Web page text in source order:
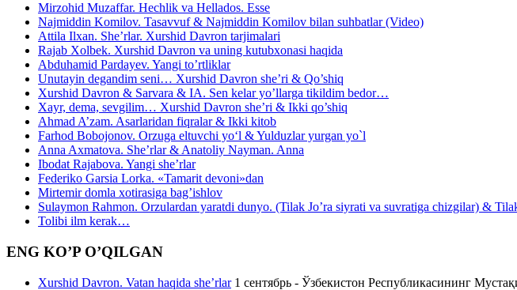
Mirzohid Muzaffar. Hechlik va Hellados. Esse
Najmiddin Komilov. Tasavvuf & Najmiddin Komilov bilan suhbatlar (Video)
Attila Ilxan. She’rlar. Xurshid Davron tarjimalari
Rajab Xolbek. Xurshid Davron va uning kutubxonasi haqida
Abduhamid Pardayev. Yangi to’rtliklar
Unutayin degandim seni… Xurshid Davron she’ri & Qo’shiq
Xurshid Davron & Sarvara & IA. Sen kelar yo’llarga tikildim bedor…
Xayr, dema, sevgilim… Xurshid Davron she’ri & Ikki qo’shiq
Ahmad A’zam. Asarlaridan fiqralar & Ikki kitob
Farhod Bobojonov. Orzuga eltuvchi yo‘l & Yulduzlar yurgan yo`l
Anna Axmatova. She’rlar & Anatoliy Nayman. Anna
Ibodat Rajabova. Yangi she’rlar
Federiko Garsia Lorka. «Tamarit devoni»dan
Mirtemir domla xotirasiga bag’ishlov
Sulaymon Rahmon. Orzulardan yaratdi dunyo. (Tilak Jo’ra siyrati va suvratiga chizgilar) &
Tolibi ilm kerak…
ENG KO’P O’QILGAN
Xurshid Davron. Vatan haqida she’rlar1 сентябрь - Ўзбекистон Республикасининг